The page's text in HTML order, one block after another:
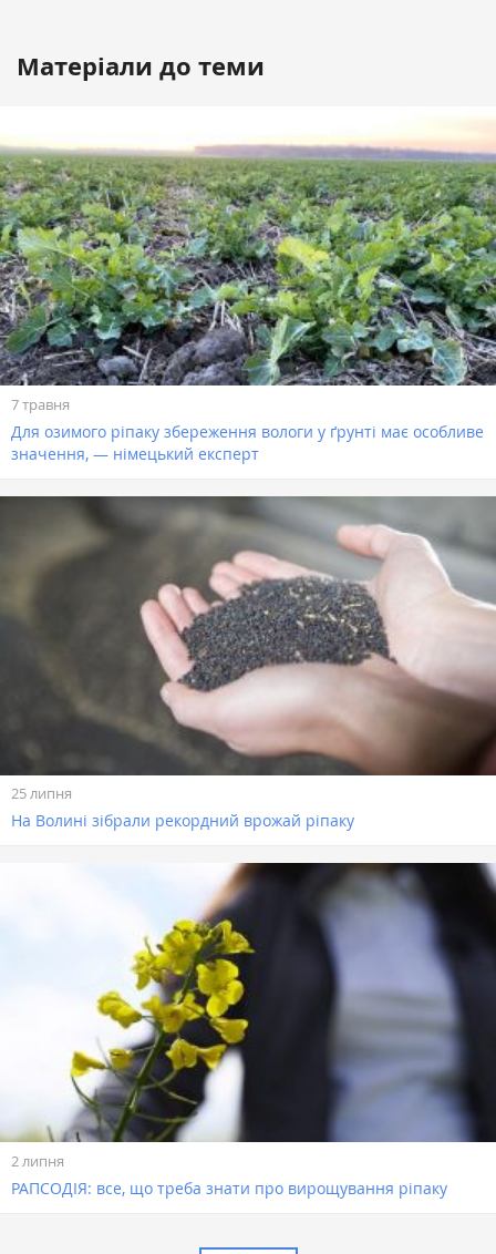
Матеріали до теми
7 травня
Для озимого ріпаку збереження вологи у ґрунті має особливе
значення, — німецький експерт
25 липня
На Волині зібрали рекордний врожай ріпаку
2 липня
РАПСОДІЯ: все, що треба знати про вирощування ріпаку